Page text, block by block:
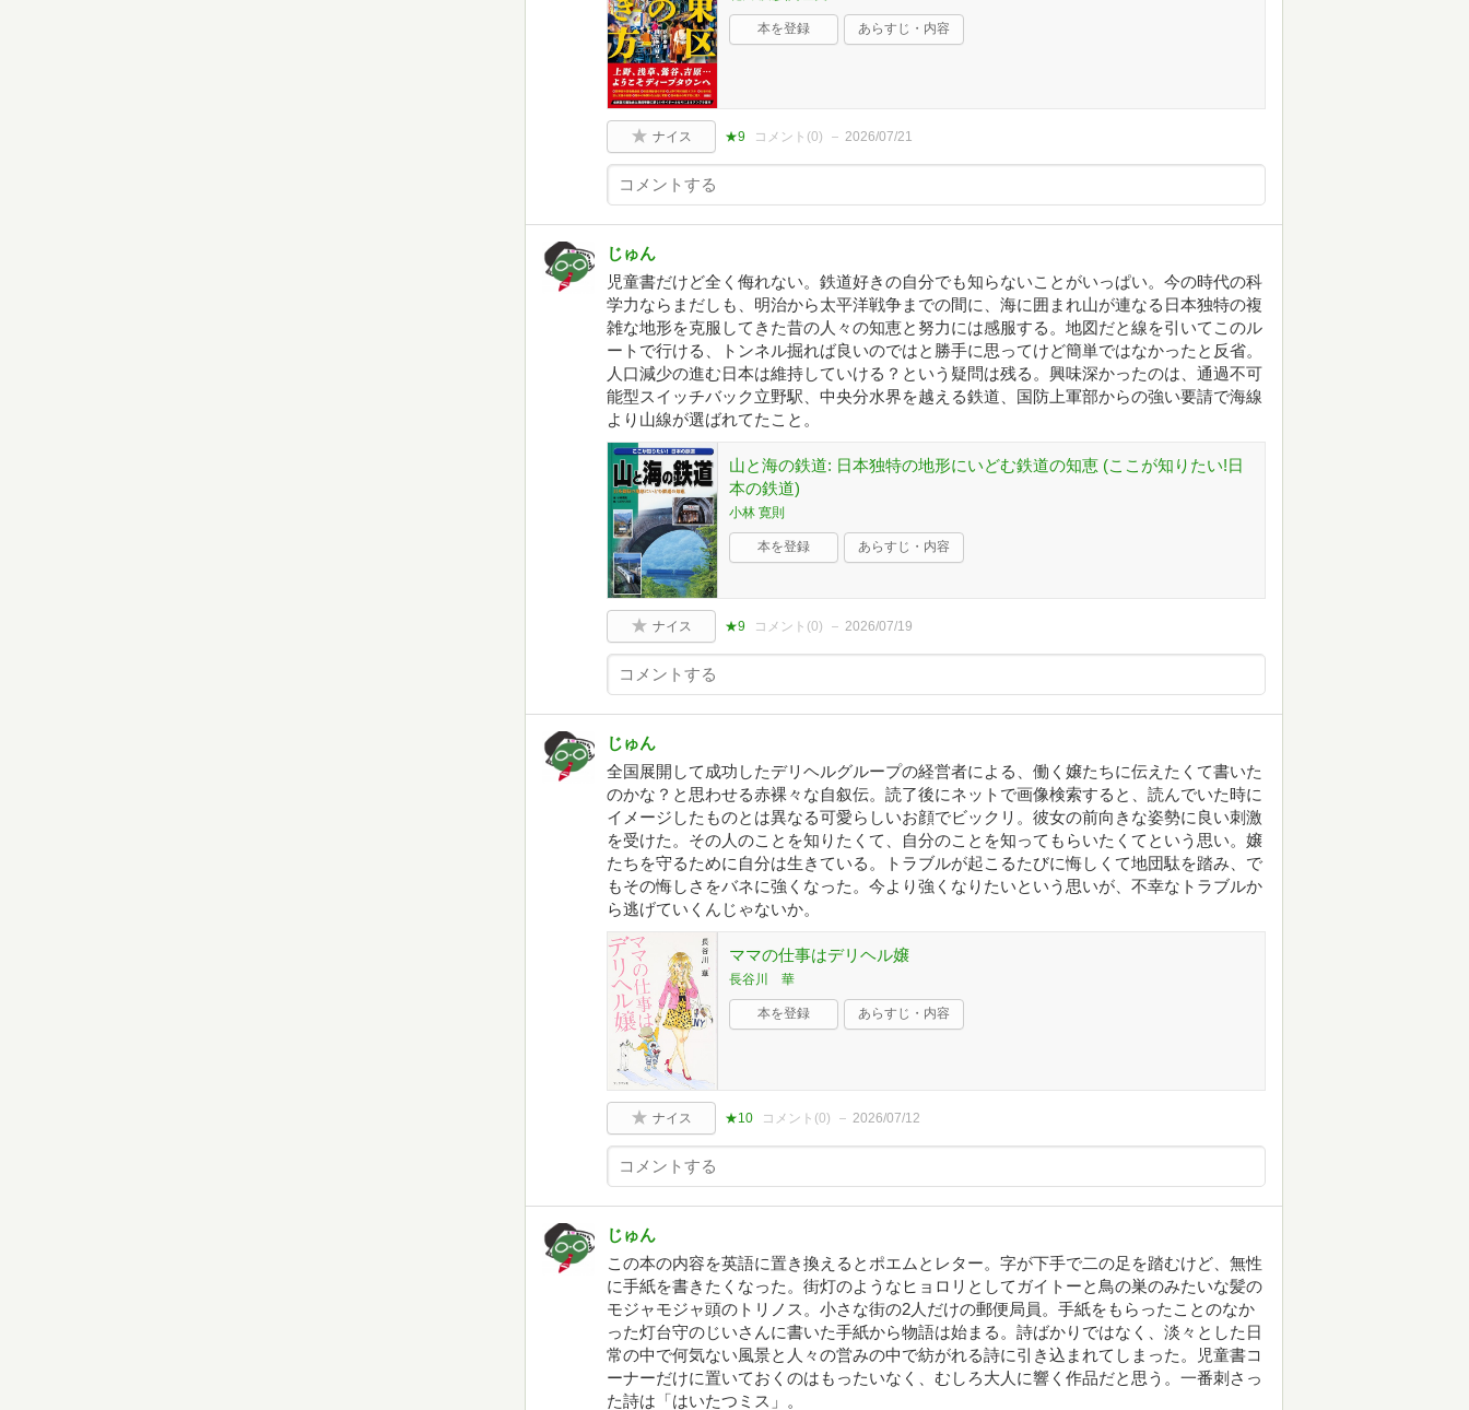
本を登録 あらすじ・内容
ナイス ★9 コメント(0) 2026/07/21
じゅん
児童書だけど全く侮れない。鉄道好きの自分でも知らないことがいっぱい。今の時代の科
学力ならまだしも、明治から太平洋戦争までの間に、海に囲まれ山が連なる日本独特の複
雑な地形を克服してきた昔の人々の知恵と努力には感服する。地図だと線を引いてこのル
ートで行ける、トンネル掘れば良いのではと勝手に思ってけど簡単ではなかったと反省。
人口減少の進む日本は維持していける？という疑問は残る。興味深かったのは、通過不可
能型スイッチバック立野駅、中央分水界を越える鉄道、国防上軍部からの強い要請で海線
より山線が選ばれてたこと。
山と海の鉄道: 日本独特の地形にいどむ鉄道の知恵 (ここが知りたい!日
本の鉄道)
小林 寛則
本を登録 あらすじ・内容
ナイス ★9 コメント(0) 2026/07/19
じゅん
全国展開して成功したデリヘルグループの経営者による、働く嬢たちに伝えたくて書いた
のかな？と思わせる赤裸々な自叙伝。読了後にネットで画像検索すると、読んでいた時に
イメージしたものとは異なる可愛らしいお顔でビックリ。彼女の前向きな姿勢に良い刺激
を受けた。その人のことを知りたくて、自分のことを知ってもらいたくてという思い。嬢
たちを守るために自分は生きている。トラブルが起こるたびに悔しくて地団駄を踏み、で
もその悔しさをバネに強くなった。今より強くなりたいという思いが、不幸なトラブルか
ら逃げていくんじゃないか。
ママの仕事はデリヘル嬢
長谷川 華
本を登録 あらすじ・内容
ナイス ★10 コメント(0) 2026/07/12
じゅん
この本の内容を英語に置き換えるとポエムとレター。字が下手で二の足を踏むけど、無性
に手紙を書きたくなった。街灯のようなヒョロリとしてガイトーと鳥の巣のみたいな髪の
モジャモジャ頭のトリノス。小さな街の2人だけの郵便局員。手紙をもらったことのなか
った灯台守のじいさんに書いた手紙から物語は始まる。詩ばかりではなく、淡々とした日
常の中で何気ない風景と人々の営みの中で紡がれる詩に引き込まれてしまった。児童書コ
ーナーだけに置いておくのはもったいなく、むしろ大人に響く作品だと思う。一番刺さっ
た詩は「はいたつミス」。